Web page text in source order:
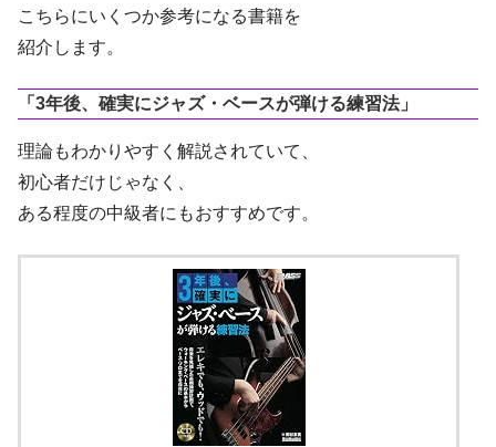
こちらにいくつか参考になる書籍を
紹介します。
「3年後、確実にジャズ・ベースが弾ける練習法」
理論もわかりやすく解説されていて、
初心者だけじゃなく、
ある程度の中級者にもおすすめです。